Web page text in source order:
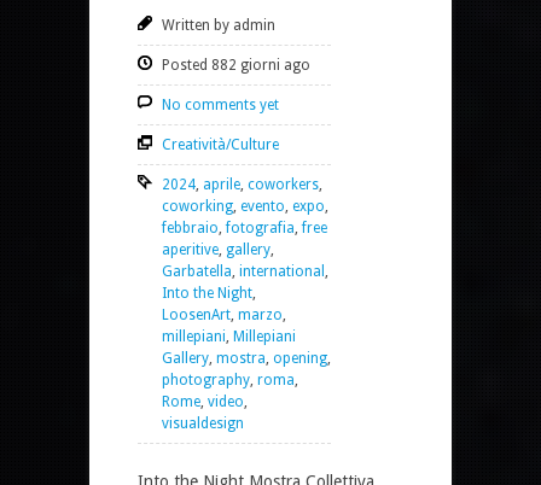
Written by admin
Posted 882 giorni ago
No comments yet
Creatività/Culture
2024, aprile, coworkers,
coworking, evento, expo,
febbraio,fotografia,free
aperitive, gallery,
Garbatella, international ,
Into the Night,
LoosenArt, marzo,
millepiani, Millepiani
Gallery, mostra, opening,
photography, roma,
Rome, video,
visualdesign